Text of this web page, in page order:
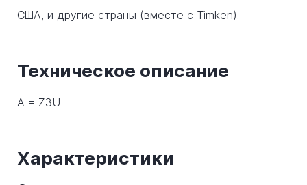
США, и другие страны (вместе с Timken).
Техническое описание
А = Z3U
Характеристики